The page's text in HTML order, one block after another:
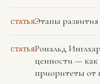
СТАТЬЯЭтапы развития
СТАТЬЯРональд
ценности — как
приоритеты от